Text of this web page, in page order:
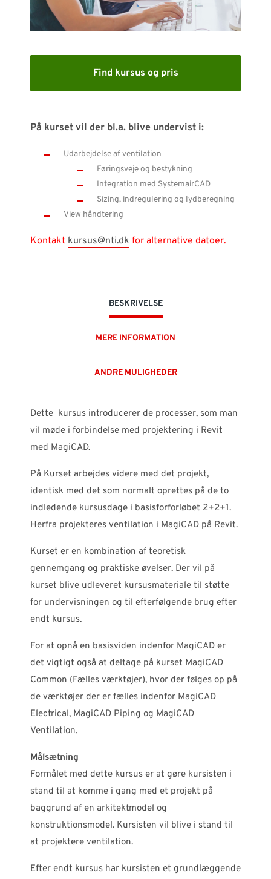
SUPPORT
WEBSHOP
Har du brug for hjælp?
Kontakt NTI: 70 10 14 00 ( info-dk@nti-group.com
NTI Group Brasil Deutschland France
Suomi
Sverige UK
Find kursus og pris
På kurset vil der bl.a. blive undervist i:
Udarbejdelse af ventilation
Føringsveje og bestykning
Integration med SystemairCAD
Sizing, indregulering og lydberegning
View håndtering
Kontakt kursus@nti.dk for alternative datoer.
BESKRIVELSE
MERE INFORMATION
ANDRE MULIGHEDER
Dette kursus introducerer de processer, som man
vil møde i forbindelse med projektering i Revit
med MagiCAD.
På Kurset arbejdes videre med det projekt,
identisk med det som normalt oprettes på de to
indledende kursusdage i basisforforløbet 2+2+1.
Herfra projekteres ventilation i MagiCAD på Revit.
Kurset er en kombination af teoretisk
gennemgang og praktiske øvelser. Der vil på
kurset blive udleveret kursusmateriale til støtte
for undervisningen og til efterfølgende brug efter
endt kursus.
For at opnå en basisviden indenfor MagiCAD er
det vigtigt også at deltage på kurset MagiCAD
Common (Fælles værktøjer), hvor der følges op på
de værktøjer der er fælles indenfor MagiCAD
Electrical, MagiCAD Piping og MagiCAD
Ventilation.
Målsætning
Formålet med dette kursus er at gøre kursisten i
stand til at komme i gang med et projekt på
baggrund af en arkitektmodel og
konstruktionsmodel. Kursisten vil blive i stand til
at projektere ventilation.
Efter endt kursus har kursisten et grundlæggende